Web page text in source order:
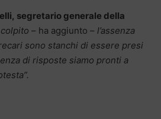
segretario generale della
colpito – ha aggiunto – l’assenza
sono stanchi di essere presi
di risposte siamo pronti a